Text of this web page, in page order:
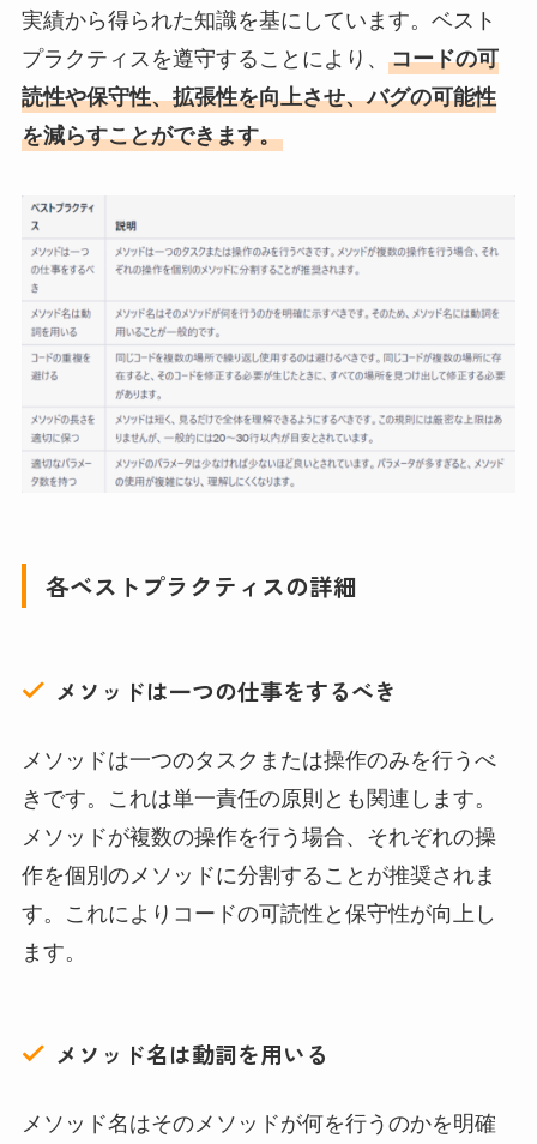
実績から得られた知識を基にしています。ベスト
プラクティスを遵守することにより、 コードの可
読性や保守性、拡張性を向上させ、バグの可能性
を減らすことができます。
各ベストプラクティスの詳細
メソッドは一つの仕事をするべき
メソッドは一つのタスクまたは操作のみを行うべ
きです。これは単一責任の原則とも関連します。
メソッドが複数の操作を行う場合、それぞれの操
作を個別のメソッドに分割することが推奨されま
す。これによりコードの可読性と保守性が向上し
ます。
メソッド名は動詞を用いる
メソッド名はそのメソッドが何を行うのかを明確